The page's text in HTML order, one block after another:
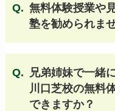
【千
専修大学松戸高
昭和学院高等学校
東京
無料体験授業や
塾を勧められま
兄弟姉妹で一緒
川口芝校の無料
できますか？